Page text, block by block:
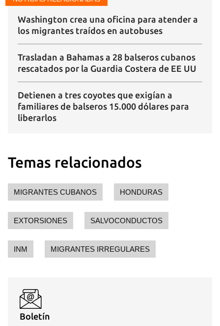
INICIAR SESIÓN CANCELAR
Washington crea una oficina para atender a
los migrantes traídos en autobuses
Trasladan a Bahamas a 28 balseros cubanos
rescatados por la Guardia Costera de EE UU
Detienen a tres coyotes que exigían a
familiares de balseros 15.000 dólares para
liberarlos
Temas relacionados
MIGRANTES CUBANOS HONDURAS
EXTORSIONES SALVOCONDUCTOS
INM MIGRANTES IRREGULARES
Boletín